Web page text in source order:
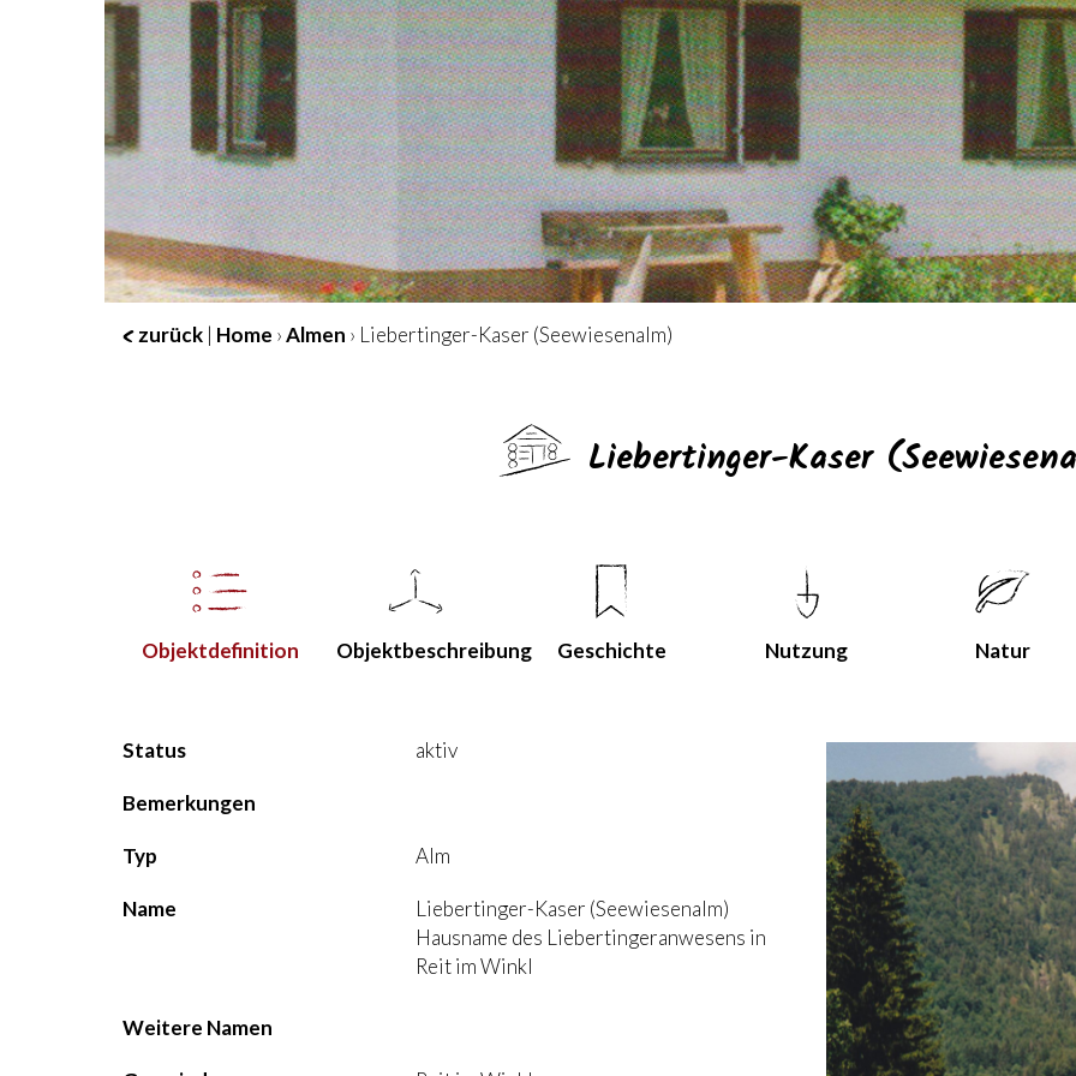
zurück | Home ›Almen › Liebertinger-Kaser (Seewiesenalm)
Liebertinger-Kaser
Objekt­definition Objekt­beschreibung Geschichte Nutzung Natur
Status aktiv
Bemerkungen
Typ Alm
Name
Liebertinger-Kaser (Seewiesenalm)
Hausname des Liebertingeranwesens in
Reit im Winkl
Weitere Namen